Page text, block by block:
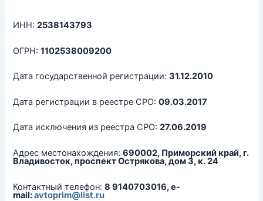
ИНН:2538143793
ОГРН:1102538009200
Дата государственной регистрации:31.12.2010
Дата регистрации в реестре СРО:09.03.2017
Дата исключения из реестра СРО:27.06.2019
Адрес местонахождения:690002, Приморский край, г.
Владивосток, проспект Острякова, дом 3, к. 24
Контактный телефон:8 9140703016, e-
mail:avtoprim@list.ru